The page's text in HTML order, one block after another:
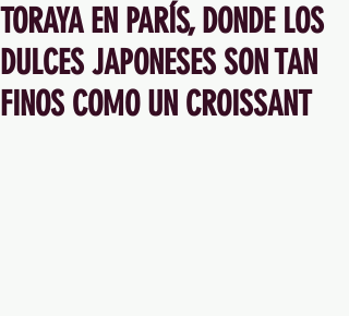
TORAYA EN PARÍS, DONDE LOS
DULCES JAPONESES SON TAN
FINOS COMO UN CROISSANT